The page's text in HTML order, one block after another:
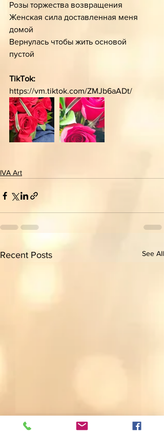
Розы торжества возвращения
Женская сила доставленная меня
домой
Вернулась чтобы жить основой
пустой
TikTok:
https://vm.tiktok.com/ZMJb6aADt/
IVA Art
Recent Posts See All